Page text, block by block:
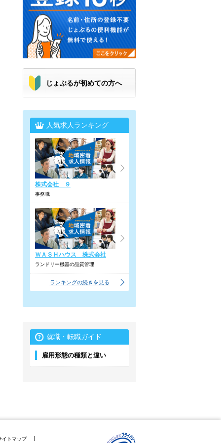
じょぶるが初めての方へ
人気求人ランキング
株式会社 ９
事務職
ＷＡＳＨハウス 株式会社
ランドリー機器の品質管理
ランキングの続きを見る
就職・転職ガイド
雇用形態の種類と違い
イトマップ